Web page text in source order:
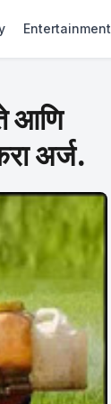
Entertainment
आणि
अर्ज.